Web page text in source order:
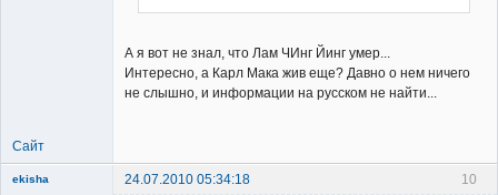
А я вот не знал, что Лам ЧИнг Йинг умер...
Интересно, а Карл Мака жив еще? Давно о нем ничего
не слышно, и информации на русском не найти...
Сайт
10
ekisha 24.07.2010 05:34:18